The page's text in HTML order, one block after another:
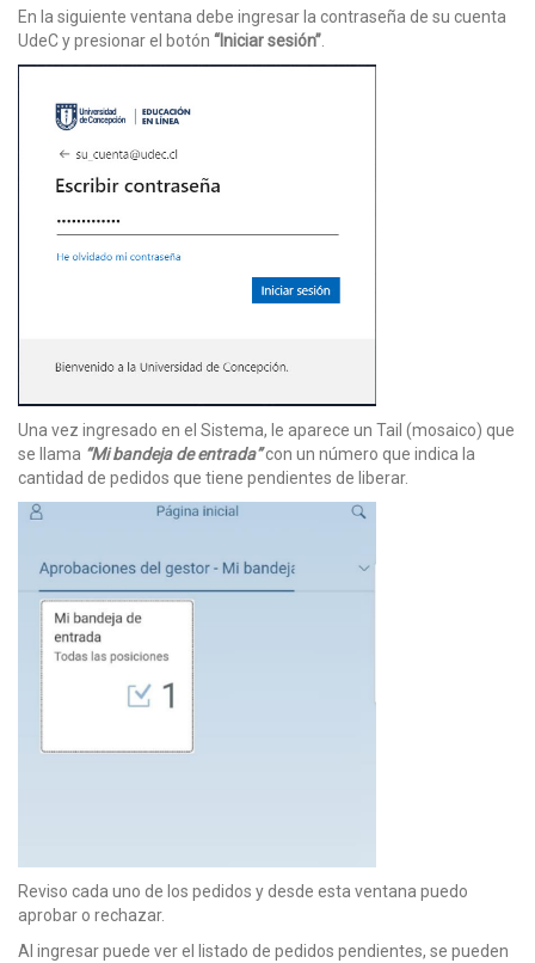
En la siguiente ventana debe ingresar la contraseña de su cuenta
UdeC y presionar el botón “Iniciar sesión”
Una vez ingresado en el Sistema, le aparece un Tail (mosaico) que
se llama “Mi bandeja de entrada”con un número que indica la
cantidad de pedidos que tiene pendientes de liberar.
Reviso cada uno de los pedidos y desde esta ventana puedo
aprobar o rechazar.
Al ingresar puede ver el listado de pedidos pendientes, se pueden